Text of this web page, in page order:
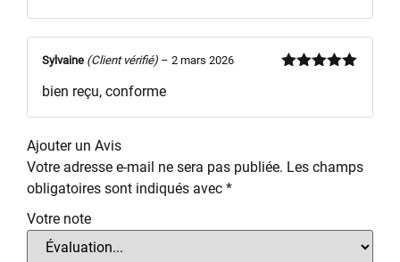
Sylvaine (Client vérifié) – 2 mars 2026
bien reçu, conforme
Ajouter un Avis
Votre adresse e-mail ne sera pas publiée. Les champs
obligatoires sont indiqués avec *
Votre note